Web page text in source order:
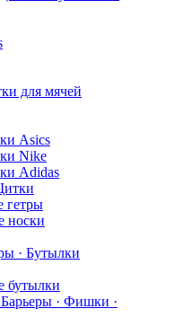
для мячей
Asics
Nike
Adidas
гетры
носки
· Бутылки
бутылки
· Фишки ·